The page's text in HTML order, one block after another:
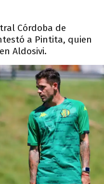
Córdoba de
a Pintita, quien
Aldosivi.